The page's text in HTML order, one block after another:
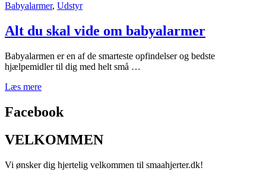
Babyalarmer, Udstyr
Alt du skal vide om babyalarmer
Babyalarmen er en af de smarteste opfindelser og bedste
hjælpemidler til dig med helt små …
Læs mere
Facebook
VELKOMMEN
Vi ønsker dig hjertelig velkommen til smaahjerter.dk!